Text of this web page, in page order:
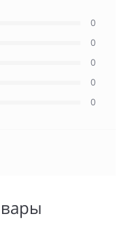
0
0
0
0
0